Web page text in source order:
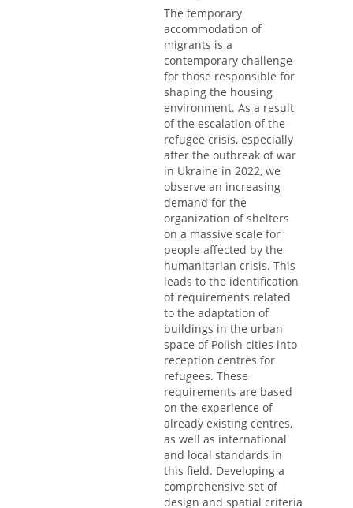
The temporary
accommodation of
migrants is a
contemporary challenge
for those responsible for
shaping the housing
environment. As a result
of the escalation of the
refugee crisis, especially
after the outbreak of war
in Ukraine in 2022, we
observe an increasing
demand for the
organization of shelters
on a massive scale for
people affected by the
humanitarian crisis. This
leads to the identification
of requirements related
to the adaptation of
buildings in the urban
space of Polish cities into
reception centres for
refugees. These
requirements are based
on the experience of
already existing centres,
as well as international
and local standards in
this field. Developing a
comprehensive set of
design and spatial criteria